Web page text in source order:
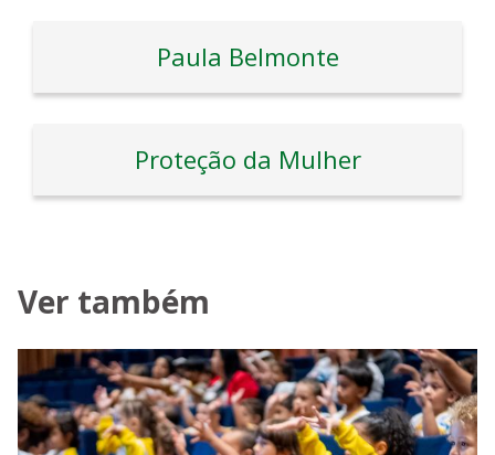
Paula Belmonte
Proteção da Mulher
Ver também